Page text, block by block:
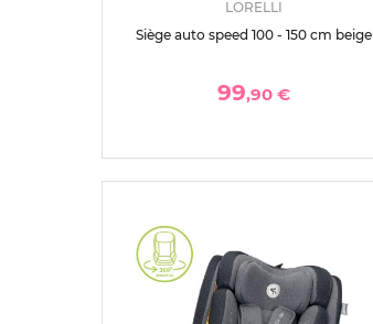
LORELLI
Siège auto speed 100 - 150 cm beige
99,90 €